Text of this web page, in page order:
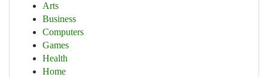
Arts
Business
Computers
Games
Health
Home